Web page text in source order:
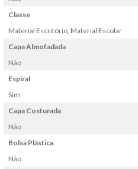
Classe
Material Escritório, Material Escolar
Capa Almofadada
Não
Espiral
Sim
Capa Costurada
Não
Bolsa Plástica
Não